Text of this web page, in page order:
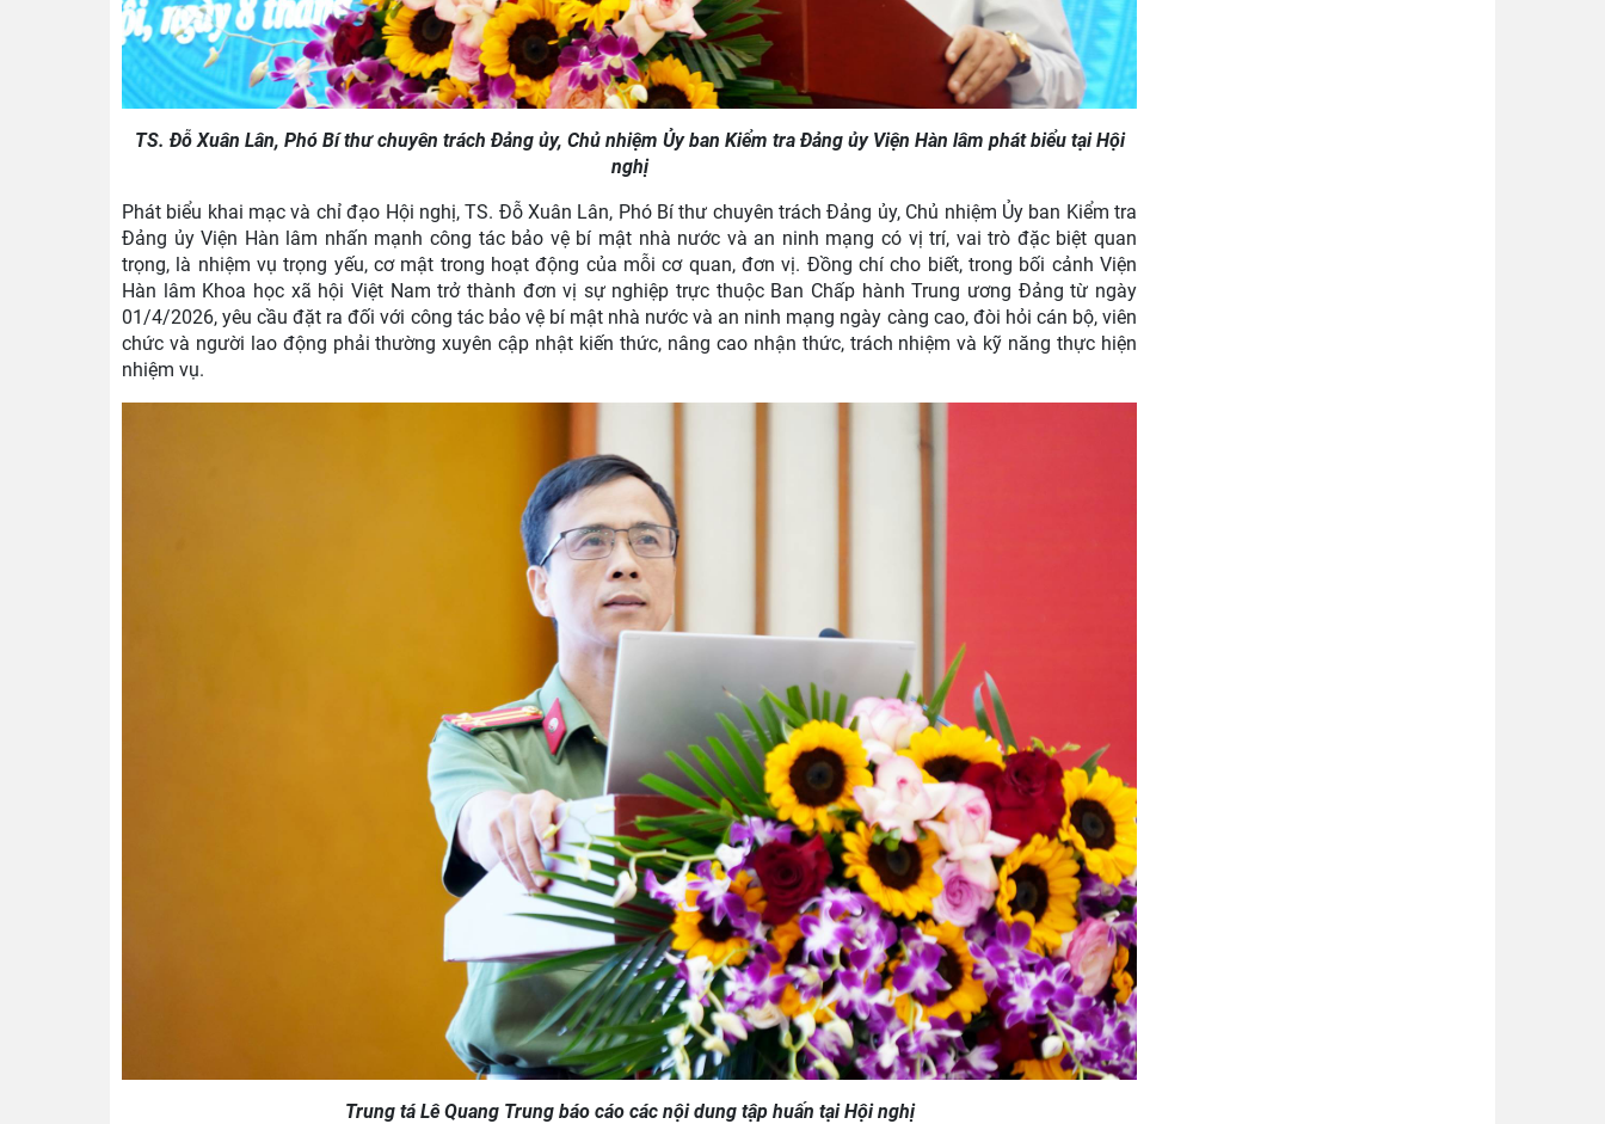
TS. Đỗ Xuân Lân, Phó Bí thư chuyên trách Đảng ủy, Chủ nhiệm Ủy ban Kiểm tra Đảng ủy Viện Hàn lâm phát biểu tại Hội
nghị
Phát biểu khai mạc và chỉ đạo Hội nghị, TS. Đỗ Xuân Lân, Phó Bí thư chuyên trách Đảng ủy, Chủ nhiệm Ủy ban Kiểm tra
Đảng ủy Viện Hàn lâm nhấn mạnh công tác bảo vệ bí mật nhà nước và an ninh mạng có vị trí, vai trò đặc biệt quan
trọng, là nhiệm vụ trọng yếu, cơ mật trong hoạt động của mỗi cơ quan, đơn vị. Đồng chí cho biết, trong bối cảnh Viện
Hàn lâm Khoa học xã hội Việt Nam trở thành đơn vị sự nghiệp trực thuộc Ban Chấp hành Trung ương Đảng từ ngày
01/4/2026, yêu cầu đặt ra đối với công tác bảo vệ bí mật nhà nước và an ninh mạng ngày càng cao, đòi hỏi cán bộ, viên
chức và người lao động phải thường xuyên cập nhật kiến thức, nâng cao nhận thức, trách nhiệm và kỹ năng thực hiện
nhiệm vụ.
Trung tá Lê Quang Trung báo cáo các nội dung tập huấn tại Hội nghị